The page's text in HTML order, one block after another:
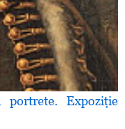
Expoziţie